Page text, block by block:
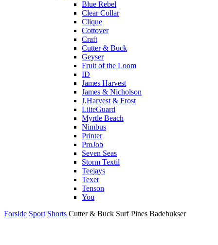
Blue Rebel
Clear Collar
Clique
Cottover
Craft
Cutter & Buck
Geyser
Fruit of the Loom
ID
James Harvest
James & Nicholson
J.Harvest & Frost
LiiteGuard
Myrtle Beach
Nimbus
Printer
ProJob
Seven Seas
Storm Textil
Teejays
Texet
Tenson
You
Forside Sport Shorts Cutter & Buck Surf Pines Badebukser